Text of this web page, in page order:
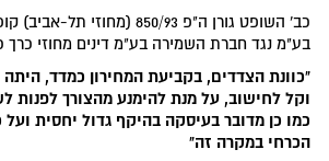
כב' השופט גורן ה"פ 850/93
בע"מ נגד חברת השמירה בע"מ דינים מחוזי כרך כו' (7), 522,
"כוונת הצדדים, בקביעת המחירון כמדד,
וקל לחישוב, על מנת להימנע מהצורך לפנות
כמו כן מדובר בעיסקה בהיקף גדול יחסית ועל
הכרחי במקרה זה"